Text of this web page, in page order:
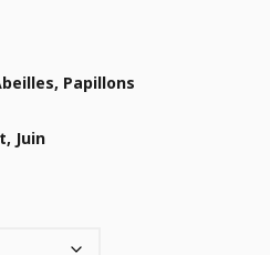
Papillons
Juin